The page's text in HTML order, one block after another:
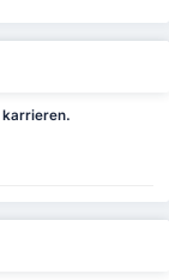
karrieren.